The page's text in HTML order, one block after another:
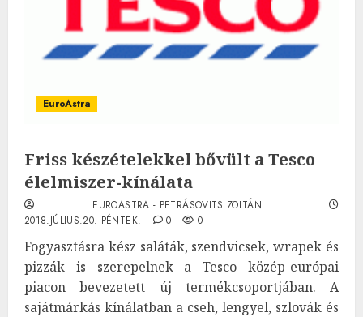
EuroAstra
Friss készételekkel bővült a Tesco
élelmiszer-kínálata
EUROASTRA - PETRÁSOVITS ZOLTÁN
2018.JÚLIUS.20. PÉNTEK.
0 0
Fogyasztásra kész saláták, szendvicsek, wrapek és
pizzák is szerepelnek a Tesco közép-európai
piacon bevezetett új termékcsoportjában. A
sajátmárkás kínálatban a cseh, lengyel, szlovák és